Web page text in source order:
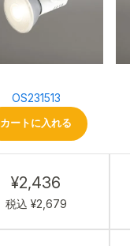
OS231513
カートに入れる
¥2,436
税込 ¥2,679